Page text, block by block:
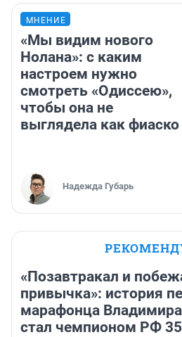
МНЕНИЕ
«Мы видим нового
Нолана»: с каким
настроем нужно
смотреть «Одиссею»,
чтобы она не
выглядела как фиаско
Надежда Губарь
«Позавтракал и
привычка»: история
марафонца
стал чемпионом РФ